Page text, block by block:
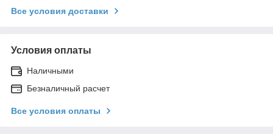
Все условия доставки
Условия оплаты
Наличными
Безналичный расчет
Все условия оплаты